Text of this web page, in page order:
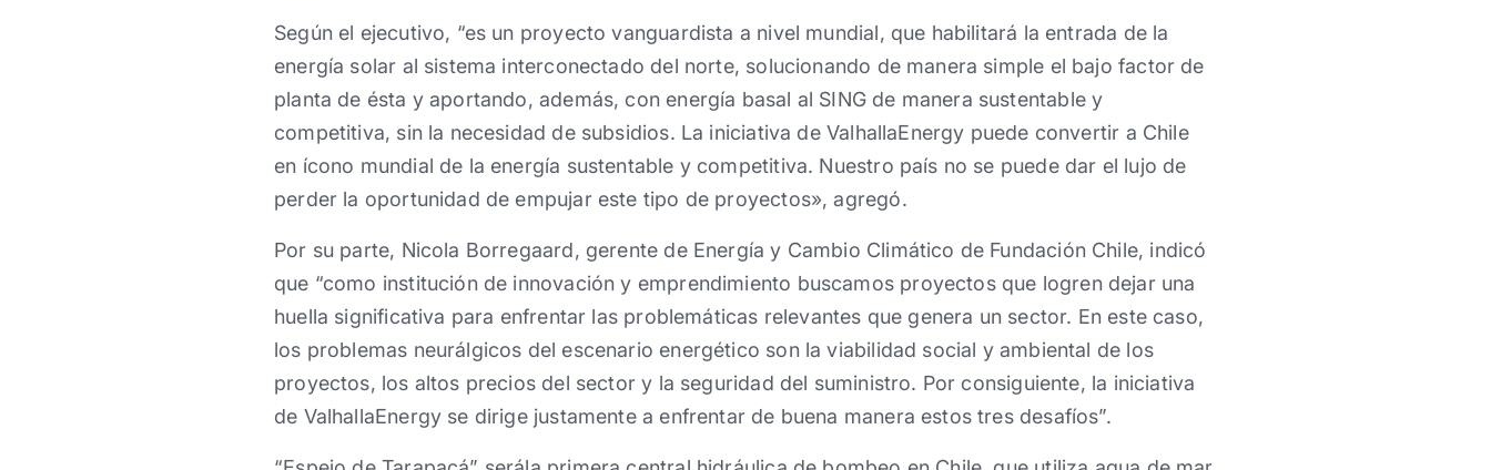
Según el ejecutivo, “es un proyecto vanguardista a nivel mundial, que habilitará la entrada de la
energía solar al sistema interconectado del norte, solucionando de manera simple el bajo factor de
planta de ésta y aportando, además, con energía basal al SING de manera sustentable y
competitiva, sin la necesidad de subsidios. La iniciativa de ValhallaEnergy puede convertir a Chile
en ícono mundial de la energía sustentable y competitiva. Nuestro país no se puede dar el lujo de
perder la oportunidad de empujar este tipo de proyectos», agregó.
Por su parte, Nicola Borregaard, gerente de Energía y Cambio Climático de Fundación Chile, indicó
que “como institución de innovación y emprendimiento buscamos proyectos que logren dejar una
huella significativa para enfrentar las problemáticas relevantes que genera un sector. En este caso,
los problemas neurálgicos del escenario energético son la viabilidad social y ambiental de los
proyectos, los altos precios del sector y la seguridad del suministro. Por consiguiente, la iniciativa
de ValhallaEnergy se dirige justamente a enfrentar de buena manera estos tres desafíos”.